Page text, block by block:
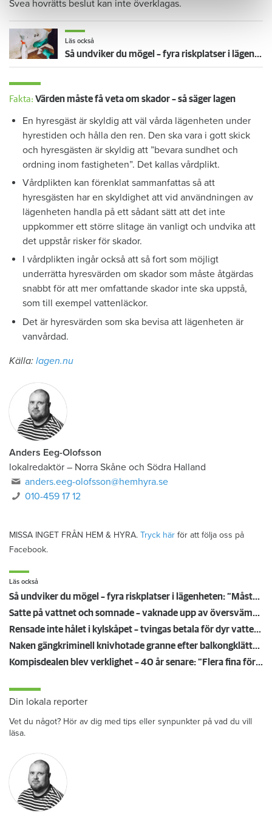
Svea hovrätts beslut kan inte överklagas.
Läs också
Så undviker du mögel – fyra riskplatser i lägenheten: ”Måste städa bort”
Fakta: Värden måste få veta om skador – så säger lagen
En hyresgäst är skyldig att väl vårda lägenheten under
hyrestiden och hålla den ren. Den ska vara i gott skick
och hyresgästen är skyldig att ”bevara sundhet och
ordning inom fastigheten”. Det kallas vårdplikt.
Vårdplikten kan förenklat sammanfattas så att
hyresgästen har en skyldighet att vid användningen av
lägenheten handla på ett sådant sätt att det inte
uppkommer ett större slitage än vanligt och undvika att
det uppstår risker för skador.
I vårdplikten ingår också att så fort som möjligt
underrätta hyresvärden om skador som måste åtgärdas
snabbt för att mer omfattande skador inte ska uppstå,
som till exempel vattenläckor.
Det är hyresvärden som ska bevisa att lägenheten är
vanvårdad.
Källa: lagen.nu
Anders Eeg-Olofsson
lokalredaktör – Norra Skåne och Södra Halland
anders.eeg-olofsson@hemhyra.se
010-459 17 12
MISSA INGET FRÅN HEM & HYRA. Tryck här för att följa oss på
Facebook.
Läs också
Så undviker du mögel – fyra riskplatser i lägenheten: ”Måste städa bort”
Satte på vattnet och somnade – vaknade upp av översvämning hos grannen
Rensade inte hålet i kylskåpet – tvingas betala för dyr vattenskada
Naken gängkriminell knivhotade granne efter balkongklättring
Kompisdealen blev verklighet – 40 år senare: "Flera fina fördelar med att dela bostad"
Din lokala reporter
Vet du något? Hör av dig med tips eller synpunkter på vad du vill
läsa.